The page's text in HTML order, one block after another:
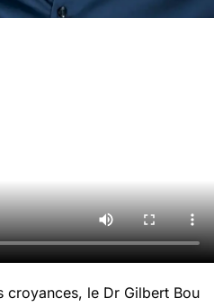
croyances, le Dr Gilbert Bou